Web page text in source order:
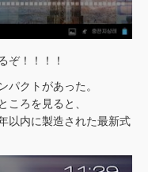
ぞ！！！！
パクトがあった。
ころを見ると、
以内に製造された最新式